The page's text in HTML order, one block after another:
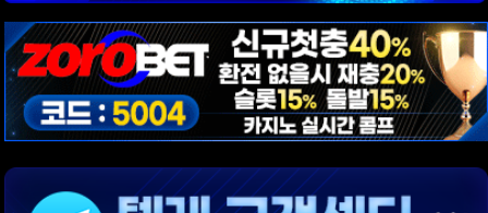
위젯설정에서 이미지 등록
위젯설정에서 이미지 등록
위젯설정에서 이미지 등록
위젯설정에서 이미지 등록